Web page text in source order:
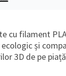
cu filament
și
3D de pe